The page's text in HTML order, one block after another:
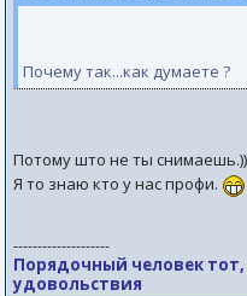
Почему так...как думаете ?
Потому што не ты
Я то знаю кто у нас профи.
--------------------
Порядочный человек тот,
удовольствия